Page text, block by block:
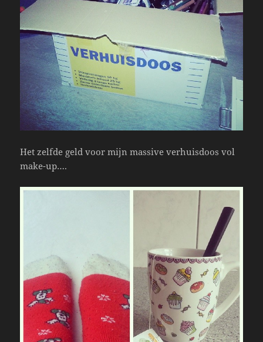
Het zelfde geld voor mijn massive verhuisdoos vol
make-up….